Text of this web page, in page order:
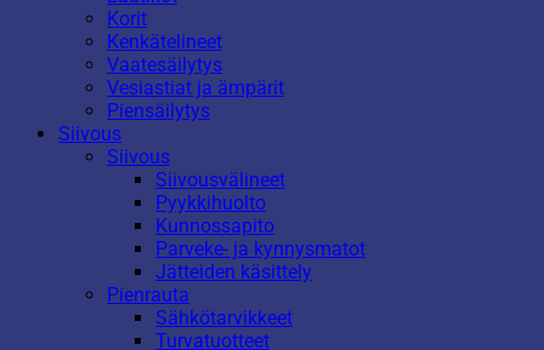
Korit
Kenkätelineet
Vaatesäilytys
Vesiastiat ja ämpärit
Piensäilytys
Siivous
Siivous
Siivousvälineet
Pyykkihuolto
Kunnossapito
Parveke- ja kynnysmatot
Jätteiden käsittely
Pienrauta
Sähkötarvikkeet
Turvatuotteet